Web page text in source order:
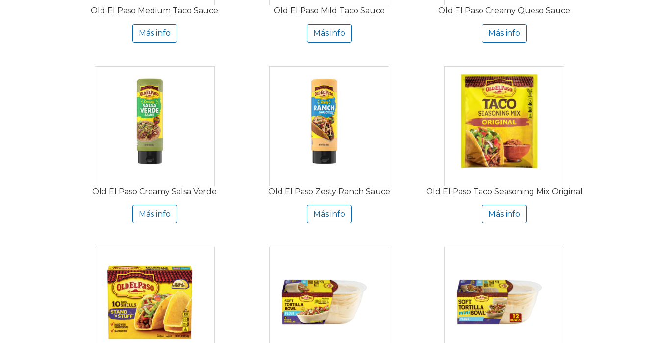
Old El Paso Medium Taco Sauce
Más info
Old El Paso Mild Taco Sauce
Más info
Old El Paso Creamy Queso Sauce
Más info
Old El Paso Creamy Salsa Verde
Más info
Old El Paso Zesty Ranch Sauce
Más info
Old El Paso Taco Seasoning Mix Original
Más info